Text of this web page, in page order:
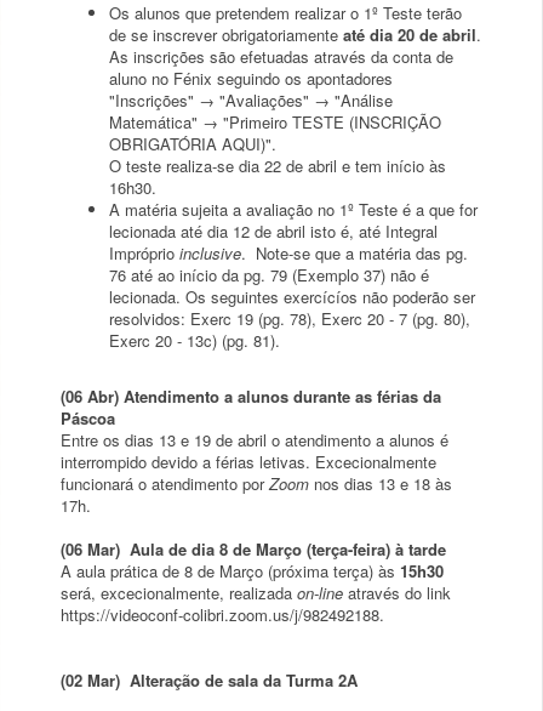
Os alunos que pretendem realizar o 1º Teste terão
de se inscrever obrigatoriamente até dia 20 de abril.
As inscrições são efetuadas através da conta de
aluno no Fénix seguindo os apontadores
"Inscrições" → "Avaliações" → "Análise
Matemática" → "Primeiro TESTE (INSCRIÇÃO
OBRIGATÓRIA AQUI)".
O teste realiza-se dia 22 de abril e tem início às
16h30.
A matéria sujeita a avaliação no 1º Teste é a que for
lecionada até dia 12 de abril isto é, até Integral
Impróprio inclusive. Note-se que a matéria das pg.
76 até ao início da pg. 79 (Exemplo 37) não é
lecionada. Os seguintes exercícíos não poderão ser
resolvidos: Exerc 19 (pg. 78), Exerc 20 - 7 (pg. 80),
Exerc 20 - 13c) (pg. 81).
(06 Abr) Atendimento a alunos durante as férias da
Páscoa
Entre os dias 13 e 19 de abril o atendimento a alunos é
interrompido devido a férias letivas. Excecionalmente
funcionará o atendimento porZoom nos dias 13 e 18 às
17h.
(06 Mar) Aula de dia 8 de Março (terça-feira) à tarde
A aula prática de 8 de Março (próxima terça) às 15h30
será, excecionalmente, realizada on-line através do link
https://videoconf-colibri.zoom.us/j/982492188.
(02 Mar) Alteração de sala da Turma 2A